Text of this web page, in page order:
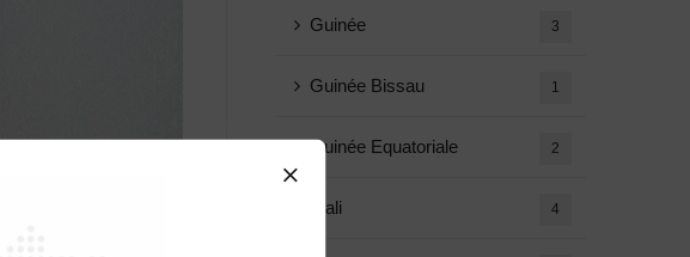
Guinée 3
Guinée Bissau 1
Guinée Equatoriale 2
Mali 4